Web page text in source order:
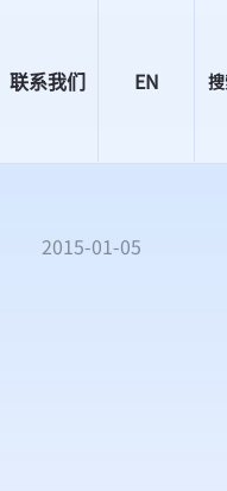
联系我们 EN
2015-01-05